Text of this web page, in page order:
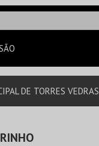
DE TORRES VEDRAS